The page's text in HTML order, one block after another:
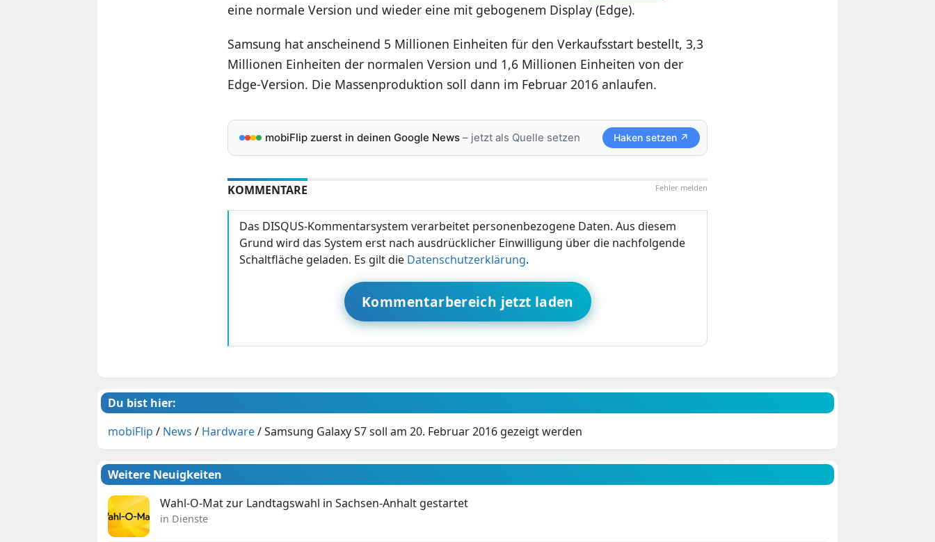
eine normale Version und wieder eine mit gebogenem Display (Edge).
Samsung hat anscheinend 5 Millionen Einheiten für den Verkaufsstart bestellt, 3,3
Millionen Einheiten der normalen Version und 1,6 Millionen Einheiten von der
Edge-Version. Die Massenproduktion soll dann im Februar 2016 anlaufen.
mobiFlip zuerst in deinen Google News– jetzt als Quelle setzen Haken setzen ↗
Fehler melden
KOMMENTARE
Das DISQUS-Kommentarsystem verarbeitet personenbezogene Daten. Aus diesem
Grund wird das System erst nach ausdrücklicher Einwilligung über die nachfolgende
Schaltfläche geladen. Es gilt die Datenschutzerklärung.
Kommentarbereich jetzt laden
Du bist hier:
mobiFlip / News / Hardware/Samsung Galaxy S7 soll am 20. Februar 2016 gezeigt werden
Weitere Neuigkeiten
Wahl-O-Mat zur Landtagswahl in Sachsen-Anhalt gestartet
in Dienste